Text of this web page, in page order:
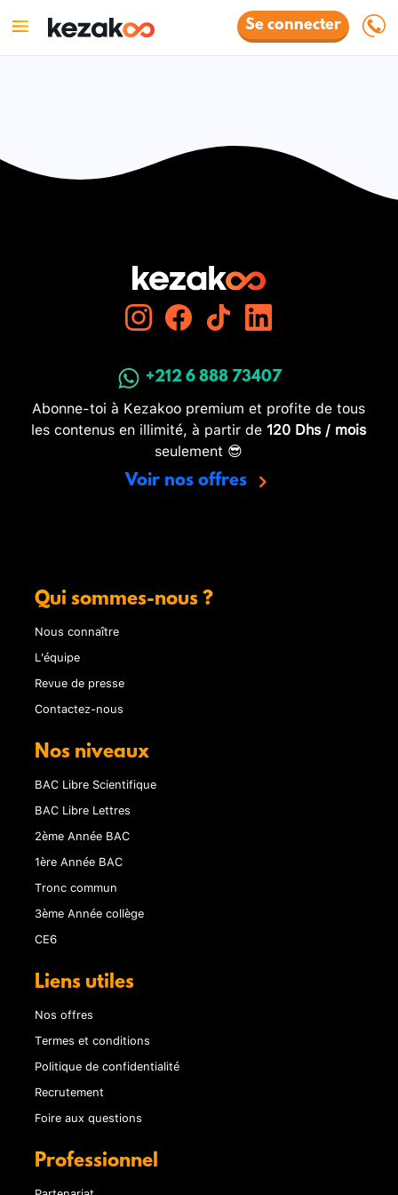
Se connecter
+212 6 888 73407
Abonne-toi à Kezakoo premium et profite de tous
les contenus en illimité, à partir de 120 Dhs / mois
seulement 😎
Voir nos offres
Qui sommes-nous ?
Nous connaître
L'équipe
Revue de presse
Contactez-nous
Nos niveaux
BAC Libre Scientifique
BAC Libre Lettres
2ème Année BAC
1ère Année BAC
Tronc commun
3ème Année collège
CE6
Liens utiles
Nos offres
Termes et conditions
Politique de confidentialité
Recrutement
Foire aux questions
Professionnel